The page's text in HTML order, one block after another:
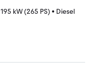
195 kW (265 PS) • Diesel